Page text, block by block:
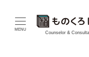
MENU
Counselor &